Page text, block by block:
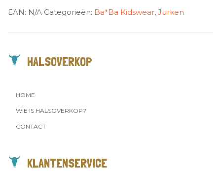
EAN: N/A Categorieën: Ba*Ba Kidswear, Jurken
HALSOVERKOP
HOME
WIE IS HALSOVERKOP?
CONTACT
KLANTENSERVICE